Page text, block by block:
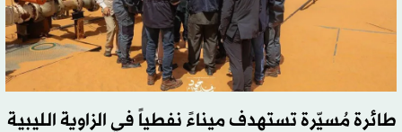
طائرة مُسيّرة تستهدف ميناءً نفطياً في الزاوية الليبية